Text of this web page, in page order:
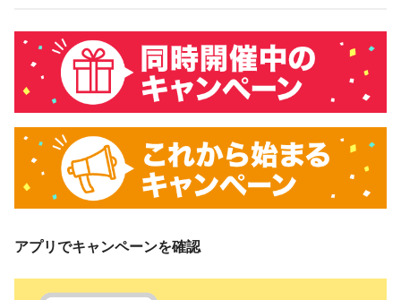
アプリでキャンペーンを確認